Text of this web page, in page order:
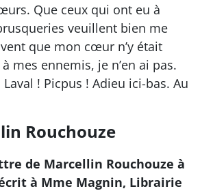
Que ceux qui ont eu à
veuillent bien me
que mon cœur n’y était
mes ennemis, je n’en ai pas.
! Picpus ! Adieu ici-bas. Au
Rouchouze
de Marcellin Rouchouze à
à Mme Magnin, Librairie